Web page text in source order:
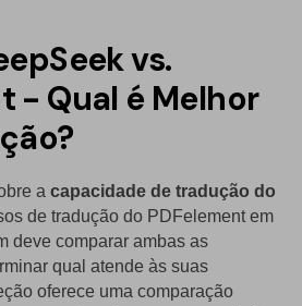
vs.
- Qual é Melhor
a capacidade de tradução do
de tradução do PDFelement em
deve comparar ambas as
qual atende às suas
oferece uma comparação